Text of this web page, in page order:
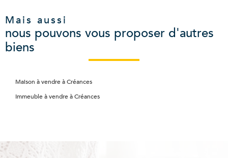
Mais aussi
nous pouvons vous proposer d'autres
biens
Maison à vendre à Créances
Immeuble à vendre à Créances